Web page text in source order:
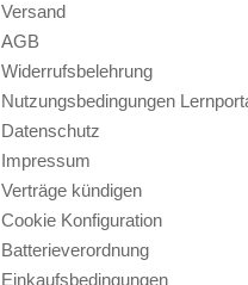
Versand
AGB
Widerrufsbelehrung
Nutzungsbedingungen
Datenschutz
Impressum
Verträge kündigen
Cookie Konfiguration
Batterieverordnung
Einkaufsbedingungen